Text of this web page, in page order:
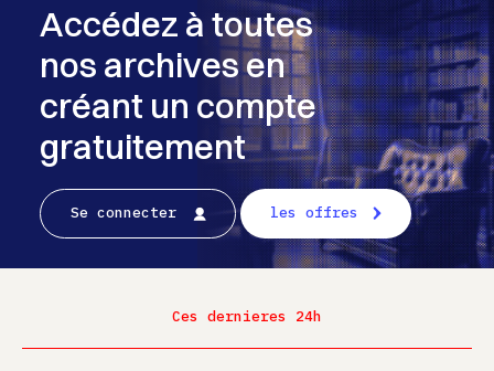
Accédez à toutes
nos archives en
créant un compte
gratuitement
Se connecter les offres
Ces dernieres 24h